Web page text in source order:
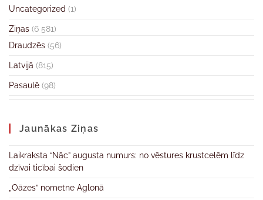
Uncategorized (1)
Ziņas (6 581)
Draudzēs (56)
Latvijā (815)
Pasaulē (98)
Jaunākas Ziņas
Laikraksta “Nāc” augusta numurs: no vēstures krustcelēm līdz
dzīvai ticībai šodien
„Oāzes” nometne Aglonā